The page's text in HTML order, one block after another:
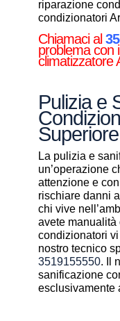
riparazione
condizionatori
Chiamaci al
problema con
climatizzatore
Pulizia e
Superiore
La pulizia e
un’operazione
attenzione e
rischiare danni
chi vive
avete manualità
condizionatori
nostro tecnico
3519155550. Il
sanificazione
esclusivamente